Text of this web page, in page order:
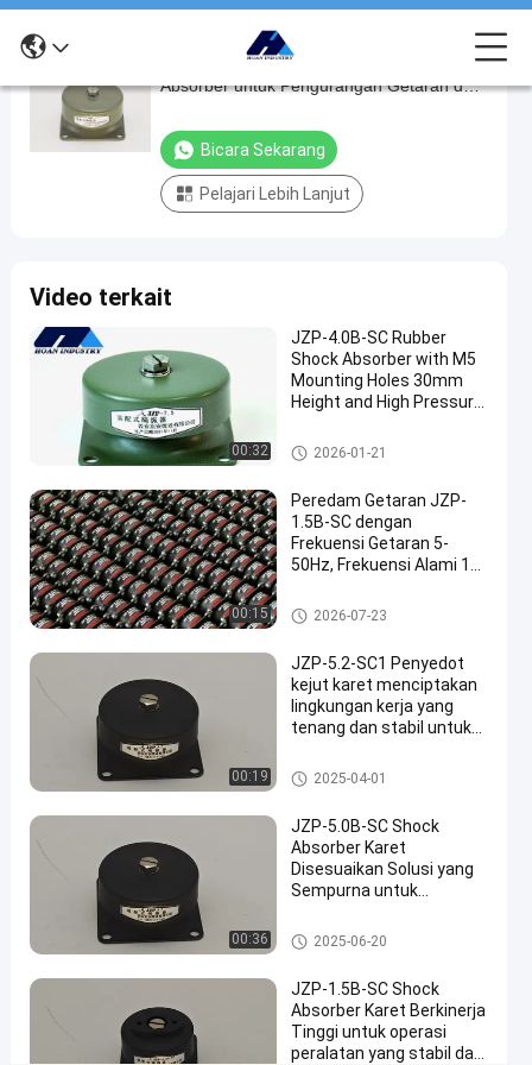
Low
Maintenance
JZP-
untuk
Pengurangan
Getaran
Kebisingan
Kereta
Api
peredam
kejut
karet
2025-
04-01
8
pandangan
bicara
sekarang
Getaran
Elektronik
gabungan
Low Maintenance JZP-1.0C Rubber Shock
Absorber untuk Pengurangan Getaran dan
Bicara Sekarang
Pelajari Lebih Lanjut
Video terkait
00:32
JZP-4.0B-SC Rubber
Shock Absorber with M5
Mounting Holes 30mm
Height and High Pressure
Isolation
peredam kejut karet
2026-01-21
00:15
Peredam Getaran JZP-
1.5B-SC dengan
Frekuensi Getaran 5-
50Hz, Frekuensi Alami 10
Maksimum 1.5kg
peredam kejut karet
2026-07-23
00:19
JZP-5.2-SC1 Penyedot
kejut karet menciptakan
lingkungan kerja yang
tenang dan stabil untuk
peredam kejut karet
2025-04-01
00:36
JZP-5.0B-SC Shock
Absorber Karet
Disesuaikan Solusi yang
Sempurna untuk
dan Kebisingan di Teknik
Jembatan
peredam kejut karet
2025-06-20
JZP-1.5B-SC Shock
Absorber Karet Berkinerja
Tinggi untuk operasi
peralatan yang stabil dan